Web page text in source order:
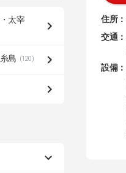
住所：
交通：
設備：
太宰
島 (120)